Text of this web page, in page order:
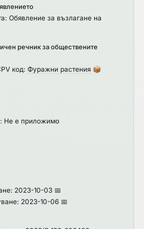
Обявление за възлагане на
речник за обществените
код: Фуражни растения 📦
Не е приложимо
2023-10-03 📅
2023-10-06 📅